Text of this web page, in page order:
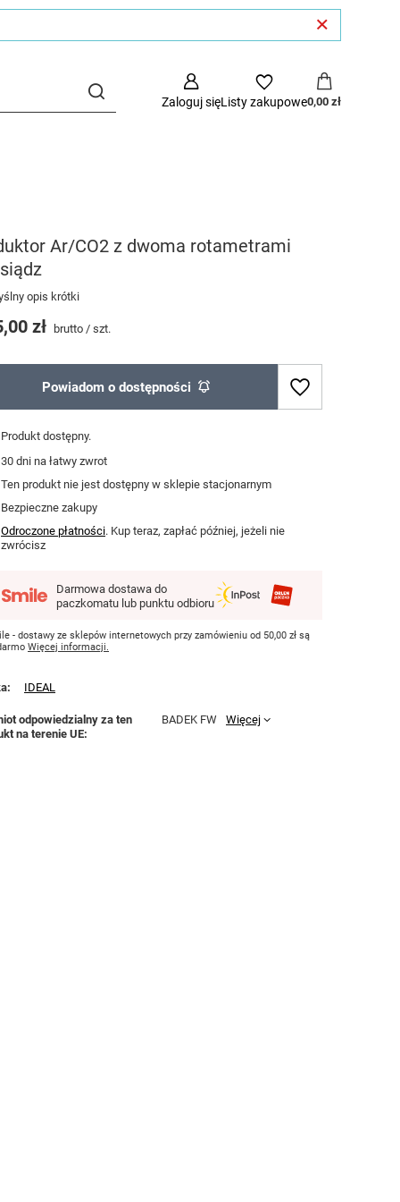
Zaloguj sięListy zakupowe0,00 zł
Ar/CO2 z dwoma rotametrami
opis krótki
zł brutto /szt.
Powiadom o dostępności
Produkt dostępny
30 dni na łatwy zwrot
Ten produkt nie jest dostępny w sklepie stacjonarnym
Bezpieczne zakupy
Odroczone płatności. Kup teraz, zapłać później, jeżeli nie
zwrócisz
Darmowa dostawa do
paczkomatu lub punktu odbioru
- dostawy ze sklepów internetowych przy zamówieniu od 50,00 zł są
Więcej informacji.
IDEAL
odpowiedzialny za ten
na terenie UE
BADEK FW Więcej